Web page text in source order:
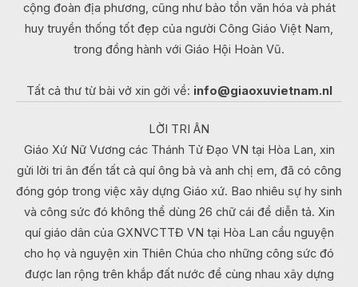
cộng đoàn địa phương, cũng như bảo tồn văn hóa và phát
huy truyền thống tốt đẹp của người Công Giáo Việt Nam,
trong đồng hành với Giáo Hội Hoàn Vũ.
Tất cả thư từ bài vở xin gởi về: info@giaoxuvietnam.nl
LỜI TRI ÂN
Giáo Xứ Nữ Vương các Thánh Tử Đạo VN tại Hòa Lan, xin
gửi lời tri ân đến tất cả quí ông bà và anh chị em, đã có công
đóng góp trong việc xây dựng Giáo xứ. Bao nhiêu sự hy sinh
và công sức đó không thể dùng 26 chữ cái để diễn tả. Xin
quí giáo dân của GXNVCTTĐ VN tại Hòa Lan cầu nguyện
cho họ và nguyện xin Thiên Chúa cho những công sức đó
được lan rộng trên khắp đất nước để cùng nhau xây dựng